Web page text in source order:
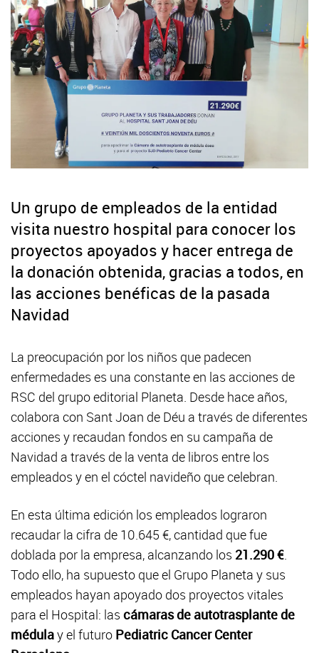
Un grupo de empleados de la entidad
visita nuestro hospital para conocer los
proyectos apoyados y hacer entrega de
la donación obtenida, gracias a todos, en
las acciones benéficas de la pasada
Navidad
La preocupación por los niños que padecen
enfermedades es una constante en las acciones de
RSC del grupo editorial Planeta. Desde hace años,
colabora con Sant Joan de Déu a través de diferentes
acciones y recaudan fondos en su campaña de
Navidad a través de la venta de libros entre los
empleados y en el cóctel navideño que celebran.
En esta última edición los empleados lograron
recaudar la cifra de 10.645 €, cantidad que fue
doblada por la empresa, alcanzando los 21.290 €.
Todo ello, ha supuesto que el Grupo Planeta y sus
empleados hayan apoyado dos proyectos vitales
para el Hospital: las cámaras de autotrasplante de
médulay el futuro Pediatric Cancer Center